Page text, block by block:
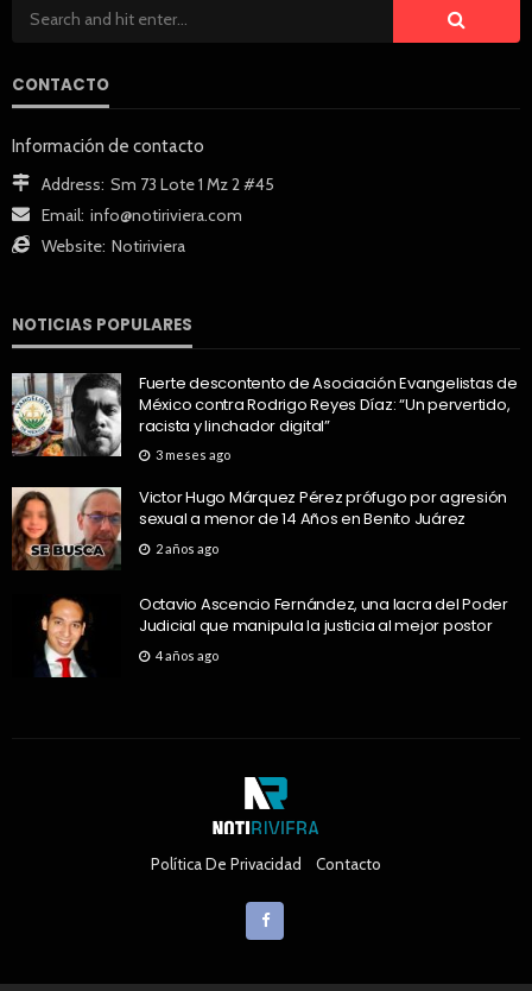
CONTACTO
Información de contacto
Address: Sm 73 Lote 1 Mz 2 #45
Email: info@notiriviera.com
Website: Notiriviera
NOTICIAS POPULARES
Fuerte descontento de Asociación Evangelistas de
México contra Rodrigo Reyes Díaz: “Un pervertido,
racista y linchador digital”
3 meses ago
Victor Hugo Márquez Pérez prófugo por agresión
sexual a menor de 14 Años en Benito Juárez
2 años ago
Octavio Ascencio Fernández, una lacra del Poder
Judicial que manipula la justicia al mejor postor
4 años ago
Política De Privacidad Contacto